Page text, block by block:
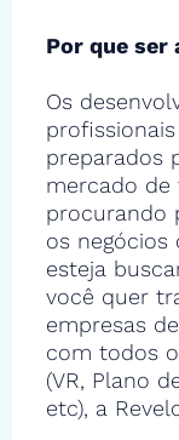
Por que ser
Os
preparados
mercado de
procurando
os negócios
esteja
você quer
empresas
com todos
(VR, Plano
etc), a